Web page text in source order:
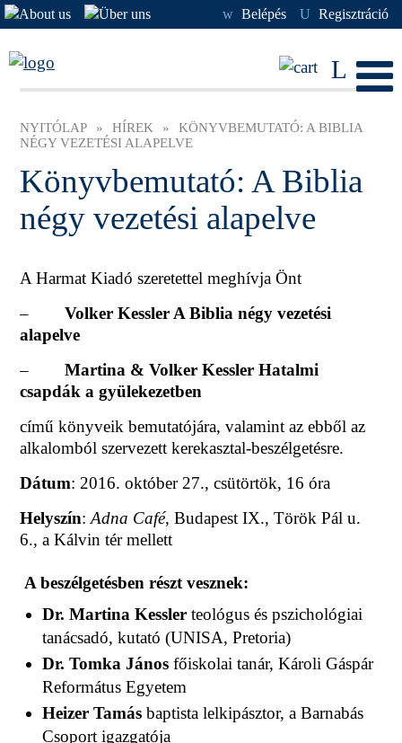
w Belépés U Regisztráció
L
NYITÓLAP » HÍREK »
KÖNYVBEMUTATÓ: A BIBLIA
NÉGY VEZETÉSI ALAPELVE
Könyvbemutató: A Biblia
négy vezetési alapelve
A Harmat Kiadó szeretettel meghívja Önt
– Volker Kessler A Biblia négy vezetési
alapelve
– Martina & Volker Kessler Hatalmi
csapdák a gyülekezetben
című könyveik bemutatójára, valamint az ebből az
alkalomból szervezett kerekasztal-beszélgetésre.
Dátum: 2016. október 27., csütörtök, 16 óra
Helyszín: Adna Café, Budapest IX., Török Pál u.
6., a Kálvin tér mellett
A beszélgetésben részt vesznek:
Dr. Martina Kessler teológus és pszichológiai
tanácsadó, kutató (UNISA, Pretoria)
Dr. Tomka János főiskolai tanár, Károli Gáspár
Református Egyetem
Heizer Tamás baptista lelkipásztor, a Barnabás
Csoport igazgatója